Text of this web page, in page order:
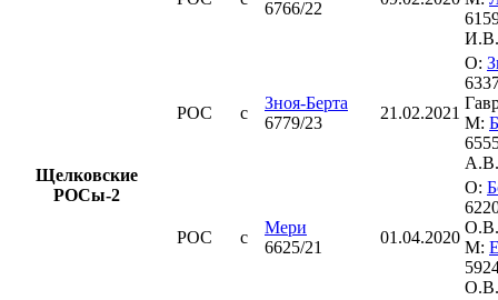
Щелковские
РОСы-2
6766/22
И.В.
РОС с
Зноя-Берта
6779/23
21.02.2021
О:
М:
А.В.
РОС с
Мери
6625/21
01.04.2020
О:
О.В.
М:
О.В.